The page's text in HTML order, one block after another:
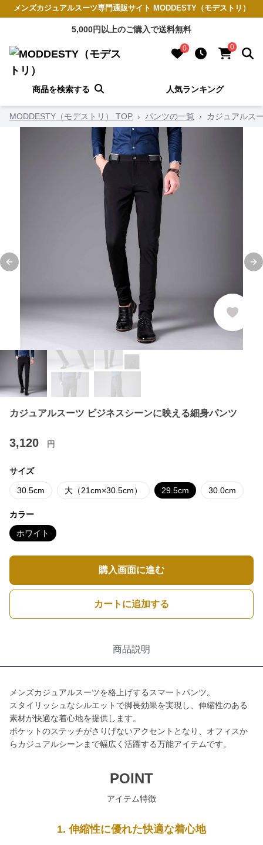
メンズカジュアルスーツ専門通販サイト MODDESTY（モデストリ）
5,000円以上のご購入で送料無料
0 0
商品を検索する 人気ランキング
MODDESTY（モデストリ） TOP › パンツの一覧 › カジュアルス
Previous slide
カジュアルスーツ ビジネスシーンに映える細身パンツ
3,120 円
サイズ
30.5cm 大（21cm×30.5cm） 29.5cm 30.0cm
カラー
ホワイト
購入画面に進む
カートに追加する
商品説明
メンズカジュアルスーツを格上げするスマートパンツ。
スタイリッシュなシルエットで脚長効果を実現し、伸縮性のある
素材が快適な着心地を提供します。
ポケットのステッチがさりげないアクセントとなり、オフィスか
らカジュアルシーンまで幅広く活躍する万能アイテムです。
POINT
アイテム特徴
1. 伸縮性に優れた快適な着心地